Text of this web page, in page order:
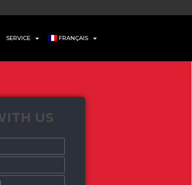
SERVICE FRANÇAIS
US